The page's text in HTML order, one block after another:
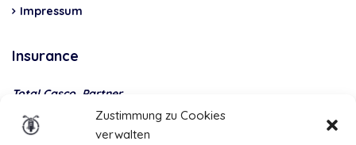
Zustimmung zu Cookies
verwalten
Impressum
Insurance
Total Casco, Partner